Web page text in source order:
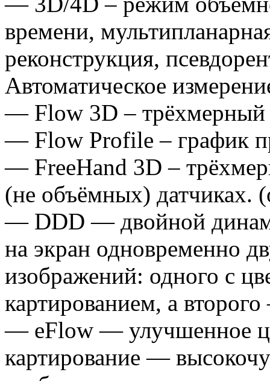
времени,
реконструкция,
Автоматическое
— Flow 3D – трёхмерный
— Flow Profile – график
— FreeHand 3D –
(не объёмных) датчиках.
— DDD — двойной
на экран одновременно
изображений: одного с
картированием, а второго
— eFlow — улучшенное
картирование —